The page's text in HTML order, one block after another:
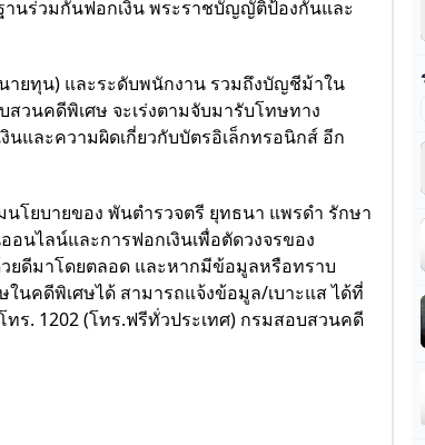
นร่วมกันฟอกเงิน พระราชบัญญัติป้องกันและ
ายทุน) และระดับพนักงาน รวมถึงบัญชีม้าใน
วนคดีพิเศษ จะเร่งตามจับมารับโทษทาง
และความผิดเกี่ยวกับบัตรอิเล็กทรอนิกส์ อีก
โยบายของ พันตำรวจตรี ยุทธนา แพรดำ รักษา
ไลน์และการฟอกเงินเพื่อตัดวงจรของ
ดีมาโดยตลอด และหากมีข้อมูลหรือทราบ
นคดีพิเศษได้ สามารถแจ้งข้อมูล/เบาะแส ได้ที่
ร. 1202 (โทร.ฟรีทั่วประเทศ) กรมสอบสวนคดี